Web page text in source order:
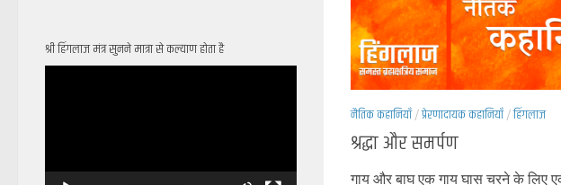
नैतिक कहानियाँ/प्रेरणादायक कहानियाँ/हिंगलाज
श्रद्धा और समर्पण
गाय और बाघ एक गाय घास चरने के लिए
श्री हिंगलाज मंत्र सुनने मात्रा से कल्याण होता है